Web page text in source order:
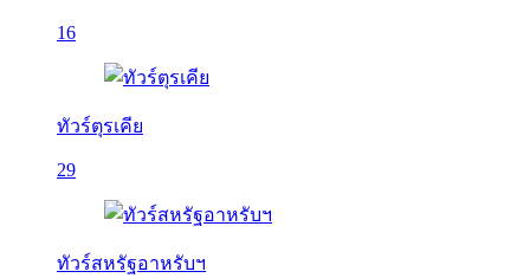
16
ทัวร์ตุรเคีย
29
ทัวร์สหรัฐอาหรับฯ